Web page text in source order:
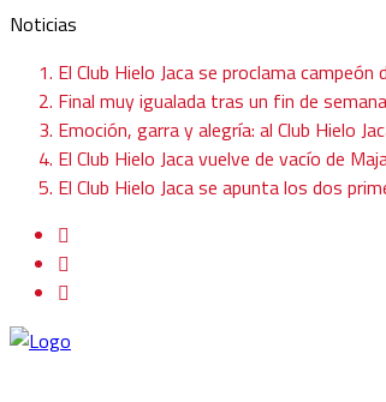
Noticias
El Club Hielo Jaca se proclama
Final muy igualada tras un fin de
Emoción, garra y alegría: al Club Hielo
El Club Hielo Jaca vuelve de vacío de
El Club Hielo Jaca se apunta los dos